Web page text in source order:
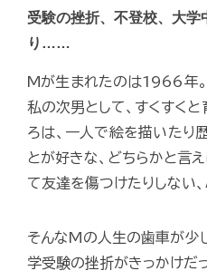
受験の挫折、不登校、大学
り……
Mが生まれたのは1966年
私の次男として、すくすく
ろは、一人で絵を描いたり
とが好きな、どちらかと言
て友達を傷つけたりしない
そんなMの人生の歯車が少
学受験の挫折がきっかけだ